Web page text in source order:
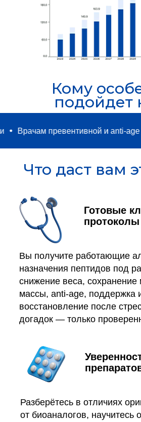
Кому
подойдет
превентивной и anti-age
Разберётесь в отличиях
от биоаналогов, научитесь
Готовые
протоколы
Вы получите работающие
назначения пептидов под
снижение веса,
массы, anti-age, поддержка
восстановление после
догадок — только
Что даст вам